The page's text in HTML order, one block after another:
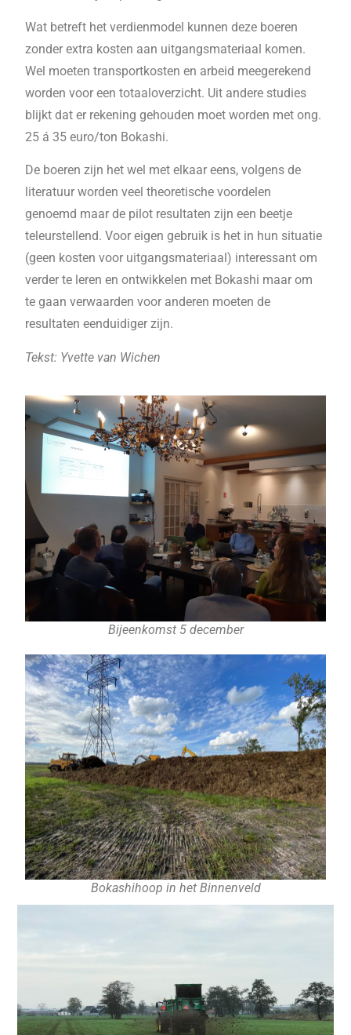
Wat betreft het verdienmodel kunnen deze boeren
zonder extra kosten aan uitgangsmateriaal komen.
Wel moeten transportkosten en arbeid meegerekend
worden voor een totaaloverzicht. Uit andere studies
blijkt dat er rekening gehouden moet worden met ong.
25 á 35 euro/ton Bokashi.
De boeren zijn het wel met elkaar eens, volgens de
literatuur worden veel theoretische voordelen
genoemd maar de pilot resultaten zijn een beetje
teleurstellend. Voor eigen gebruik is het in hun situatie
(geen kosten voor uitgangsmateriaal) interessant om
verder te leren en ontwikkelen met Bokashi maar om
te gaan verwaarden voor anderen moeten de
resultaten eenduidiger zijn.
Tekst: Yvette van Wichen
Bijeenkomst 5 december
Bokashihoop in het Binnenveld